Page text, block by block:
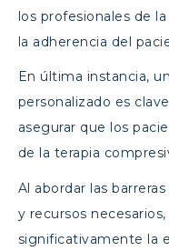
los profesionales de
la adherencia del
En última instancia,
personalizado es
asegurar que los
de la terapia
Al abordar las
y recursos
significativamente la